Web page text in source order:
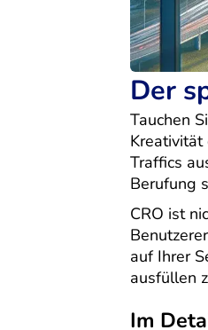
Der
Tauchen
Traffics
Berufung
CRO ist
auf Ihrer
ausfüllen
Im